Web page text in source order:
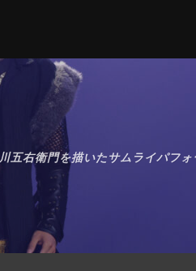
五右衛門を描いたサムライパフ